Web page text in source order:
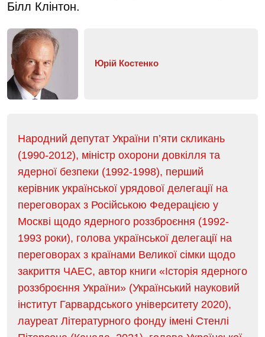
Білл Клінтон.
Юрій Костенко
Народний депутат України п’яти скликань
(1990-2012), міністр охорони довкілля та
ядерної безпеки (1992-1998), перший
керівник української урядової делегації на
переговорах з Російською Федерацією у
Москві щодо ядерного роззброєння (1992-
1993 роки), голова української делегації на
переговорах з країнами Великої сімки щодо
закриття ЧАЕС, автор книги «Історія ядерного
роззброєння України» (Український науковий
інститут Гарвардського університету 2020),
лауреат Літературного фонду імені Стенлі